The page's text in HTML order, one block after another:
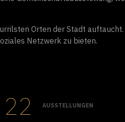
Orten der Stadt auftaucht.
Netzwerk zu bieten.
22 AUSSTELLUNGEN